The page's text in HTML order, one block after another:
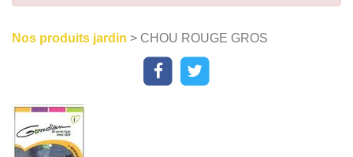
Nos produits jardin > CHOU ROUGE GROS